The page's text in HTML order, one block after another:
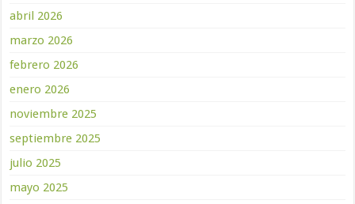
abril 2026
marzo 2026
febrero 2026
enero 2026
noviembre 2025
septiembre 2025
julio 2025
mayo 2025